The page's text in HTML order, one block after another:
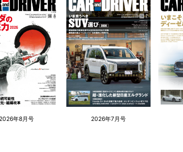
2026年8月号 2026年7月号